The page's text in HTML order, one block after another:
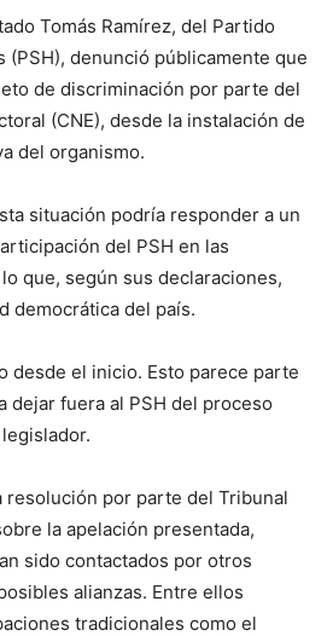
Tomás Ramírez, del Partido
(PSH), denunció públicamente que
de discriminación por parte del
(CNE), desde la instalación de
del organismo.
situación podría responder a un
del PSH en las
que, según sus declaraciones,
democrática del país.
desde el inicio. Esto parece parte
dejar fuera al PSH del proceso
resolución por parte del Tribunal
la apelación presentada,
sido contactados por otros
alianzas. Entre ellos
tradicionales como el